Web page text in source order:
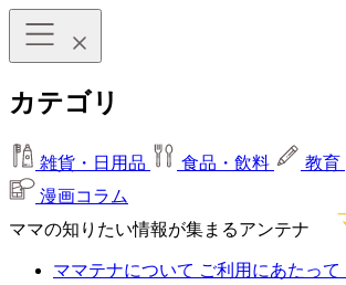
カテゴリ
雑貨・日用品 食品・飲料 教育
漫画コラム
ママの知りたい情報が集まるアンテナ
ママテナについて ご利用にあたって